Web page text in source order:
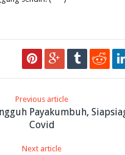
Previous article
Payakumbuh,
Covid
Next article